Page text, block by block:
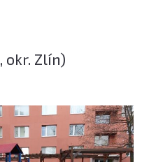
okr. Zlín)